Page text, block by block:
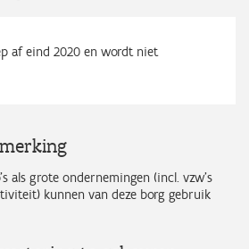
af eind 2020 en wordt niet
als grote ondernemingen (incl. vzw's
kunnen van deze borg gebruik